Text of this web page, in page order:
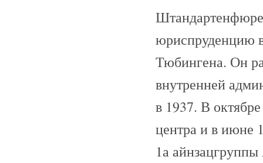
юриспруденцию
Тюбингена. Он
внутренней
в 1937. В
центра и в июне
1а